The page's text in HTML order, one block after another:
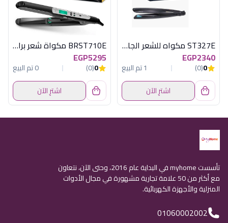
ST327E مكواه للشعر الجاف والرطب
EGP2340
0
(0)
1 تم البيع
اشترِ الآن
BRST710E مكواة شعر براون
EGP5295
0
(0)
0 تم البيع
اشترِ الآن
تأسست myhome في البداية عام 2016، وحتى الآن، نتعاون
مع أكثر من 50 علامة تجارية مشهورة في مجال الأدوات
المنزلية والأجهزة الكهربائية.
01060002002